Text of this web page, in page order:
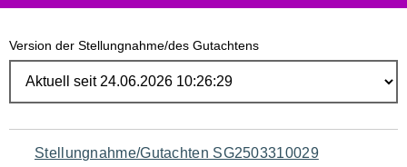
Version der Stellungnahme/des Gutachtens
Navigation
Stellungnahme/Gutachten SG2503310029